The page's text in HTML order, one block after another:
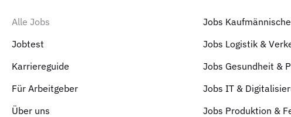
Alle Jobs
Jobtest
Karriereguide
Für Arbeitgeber
Über uns
Jobs
Jobs Logistik &
Jobs Gesundheit &
Jobs IT &
Jobs Produktion &